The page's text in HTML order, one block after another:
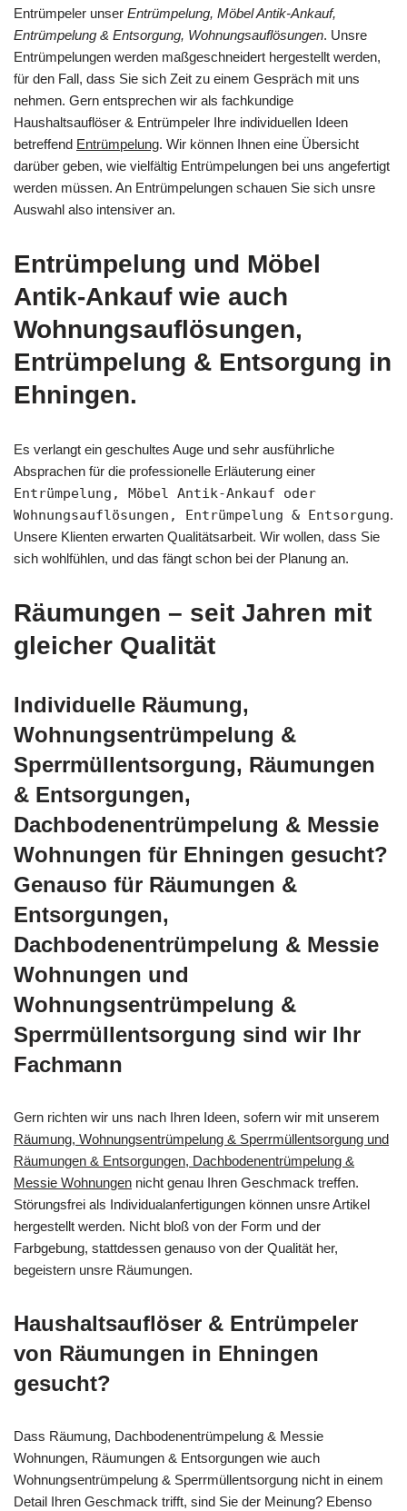
Entrümpeler unser Entrümpelung, Möbel Antik-Ankauf,
Entrümpelung & Entsorgung, Wohnungsauflösungen. Unsre
Entrümpelungen werden maßgeschneidert hergestellt werden,
für den Fall, dass Sie sich Zeit zu einem Gespräch mit uns
nehmen. Gern entsprechen wir als fachkundige
Haushaltsauflöser & Entrümpeler Ihre individuellen Ideen
betreffend Entrümpelung. Wir können Ihnen eine Übersicht
darüber geben, wie vielfältig Entrümpelungen bei uns angefertigt
werden müssen. An Entrümpelungen schauen Sie sich unsre
Auswahl also intensiver an.
Entrümpelung und Möbel
Antik-Ankauf wie auch
Wohnungsauflösungen,
Entrümpelung & Entsorgung in
Ehningen.
Es verlangt ein geschultes Auge und sehr ausführliche
Absprachen für die professionelle Erläuterung einer
Entrümpelung, Möbel Antik-Ankauf oder
Wohnungsauflösungen, Entrümpelung & Entsorgung.
Unsere Klienten erwarten Qualitätsarbeit. Wir wollen, dass Sie
sich wohlfühlen, und das fängt schon bei der Planung an.
Räumungen – seit Jahren mit
gleicher Qualität
Individuelle Räumung,
Wohnungsentrümpelung &
Sperrmüllentsorgung, Räumungen
& Entsorgungen,
Dachbodenentrümpelung & Messie
Wohnungen für Ehningen gesucht?
Genauso für Räumungen &
Entsorgungen,
Dachbodenentrümpelung & Messie
Wohnungen und
Wohnungsentrümpelung &
Sperrmüllentsorgung sind wir Ihr
Fachmann
Gern richten wir uns nach Ihren Ideen, sofern wir mit unserem
Räumung, Wohnungsentrümpelung & Sperrmüllentsorgung und
Räumungen & Entsorgungen, Dachbodenentrümpelung &
Messie Wohnungen nicht genau Ihren Geschmack treffen.
Störungsfrei als Individualanfertigungen können unsre Artikel
hergestellt werden. Nicht bloß von der Form und der
Farbgebung, stattdessen genauso von der Qualität her,
begeistern unsre Räumungen.
Haushaltsauflöser & Entrümpeler
von Räumungen in Ehningen
gesucht?
Dass Räumung, Dachbodenentrümpelung & Messie
Wohnungen, Räumungen & Entsorgungen wie auch
Wohnungsentrümpelung & Sperrmüllentsorgung nicht in einem
Detail Ihren Geschmack trifft, sind Sie der Meinung? Ebenso